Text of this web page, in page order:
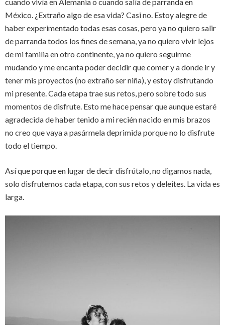
México. ¿Extraño algo de esa vida? Casi no. Estoy alegre de
haber experimentado todas esas cosas, pero ya no quiero salir
de parranda todos los fines de semana, ya no quiero vivir lejos
de mi familia en otro continente, ya no quiero seguirme
mudando y me encanta poder decidir que comer y a donde ir y
tener mis proyectos (no extraño ser niña), y estoy disfrutando
mi presente. Cada etapa trae sus retos, pero sobre todo sus
momentos de disfrute. Esto me hace pensar que aunque estaré
agradecida de haber tenido a mi recién nacido en mis brazos
no creo que vaya a pasármela deprimida porque no lo disfrute
todo el tiempo.
Así que porque en lugar de decir disfrútalo, no digamos nada,
solo disfrutemos cada etapa, con sus retos y deleites. La vida es
larga.